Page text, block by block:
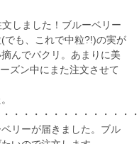
しました！ブルーベリー
でも、これで中粒?!)の実が
んでパクリ。あまりに美
ズン中にまた注文させて
・・・・・・・・・・・・
リーが届きました。ブル